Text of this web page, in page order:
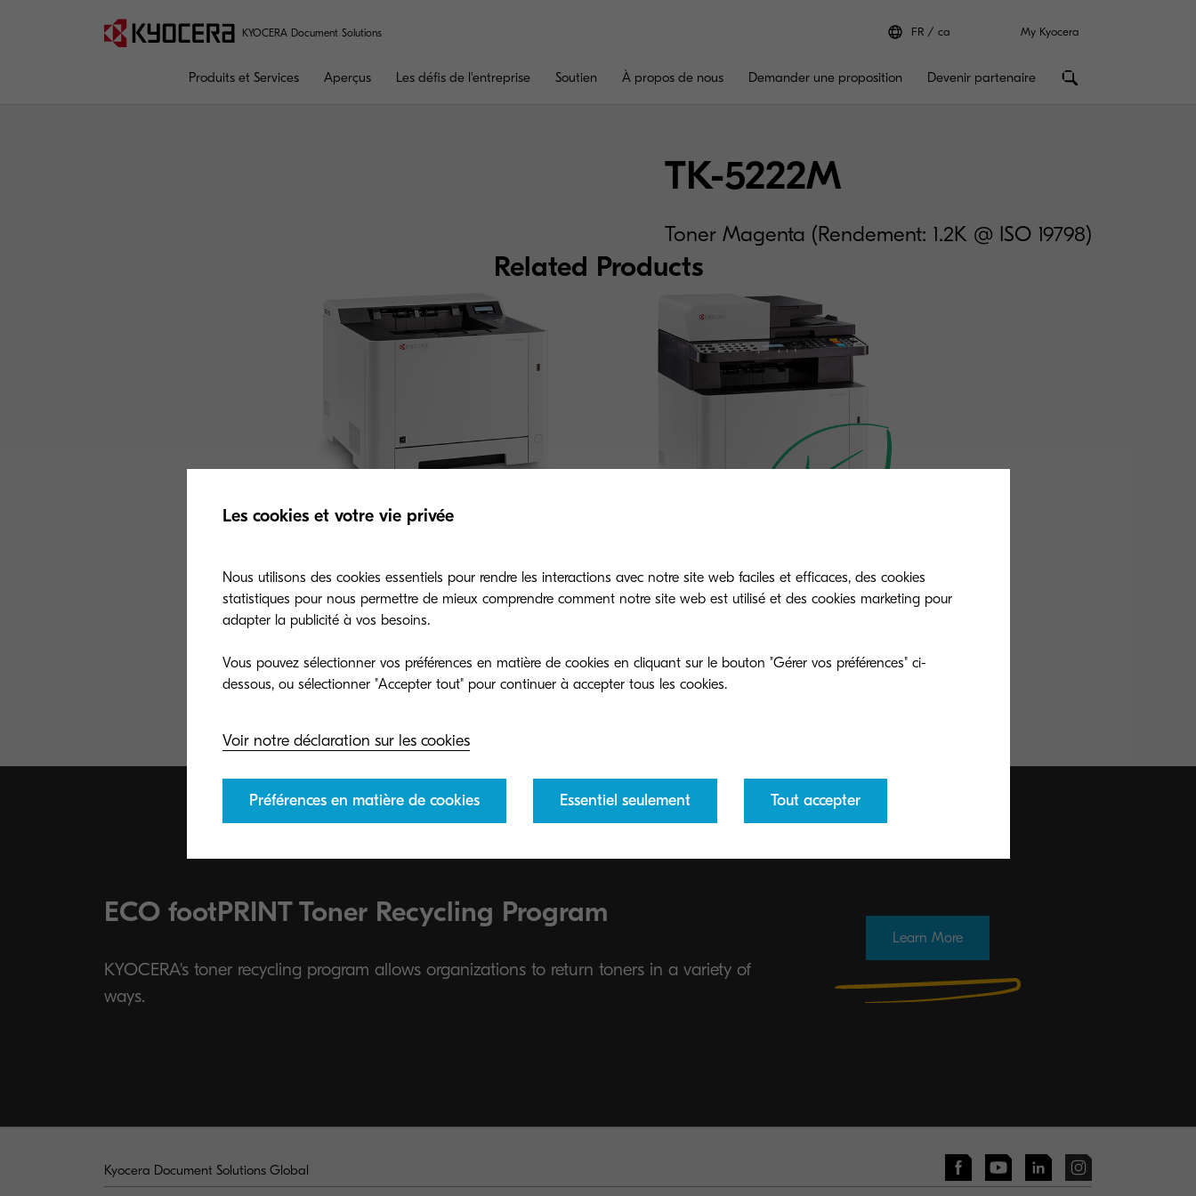
KYOCERA Document Solutions FR ca My Kyocera
Produits et Services Aperçus Les défis de l'entreprise Soutien À propos de nous Demander une proposition Devenir partenaire
TK-5222M
Toner Magenta (Rendement: 1.2K @ ISO 19798)
Related Products
ECOSYS P5021cdw
A versatile color network printer, designed for
small workgroups and individual users that seek
A versatile color network MFP designed for small
workgroups and individual users that seek
ECO footPRINT Toner Recycling Program
KYOCERA's toner recycling program allows organizations to return toners in a variety of
ways.
Learn More
Kyocera Document Solutions Global
Les cookies et votre vie privée
Nous utilisons des cookies essentiels pour rendre les interactions avec notre site web faciles et efficaces, des cookies
statistiques pour nous permettre de mieux comprendre comment notre site web est utilisé et des cookies marketing pour
adapter la publicité à vos besoins.
Vous pouvez sélectionner vos préférences en matière de cookies en cliquant sur le bouton "Gérer vos préférences" ci-
dessous, ou sélectionner "Accepter tout" pour continuer à accepter tous les cookies.
Voir notre déclaration sur les cookies
Préférences en matière de cookies Essentiel seulement Tout accepter